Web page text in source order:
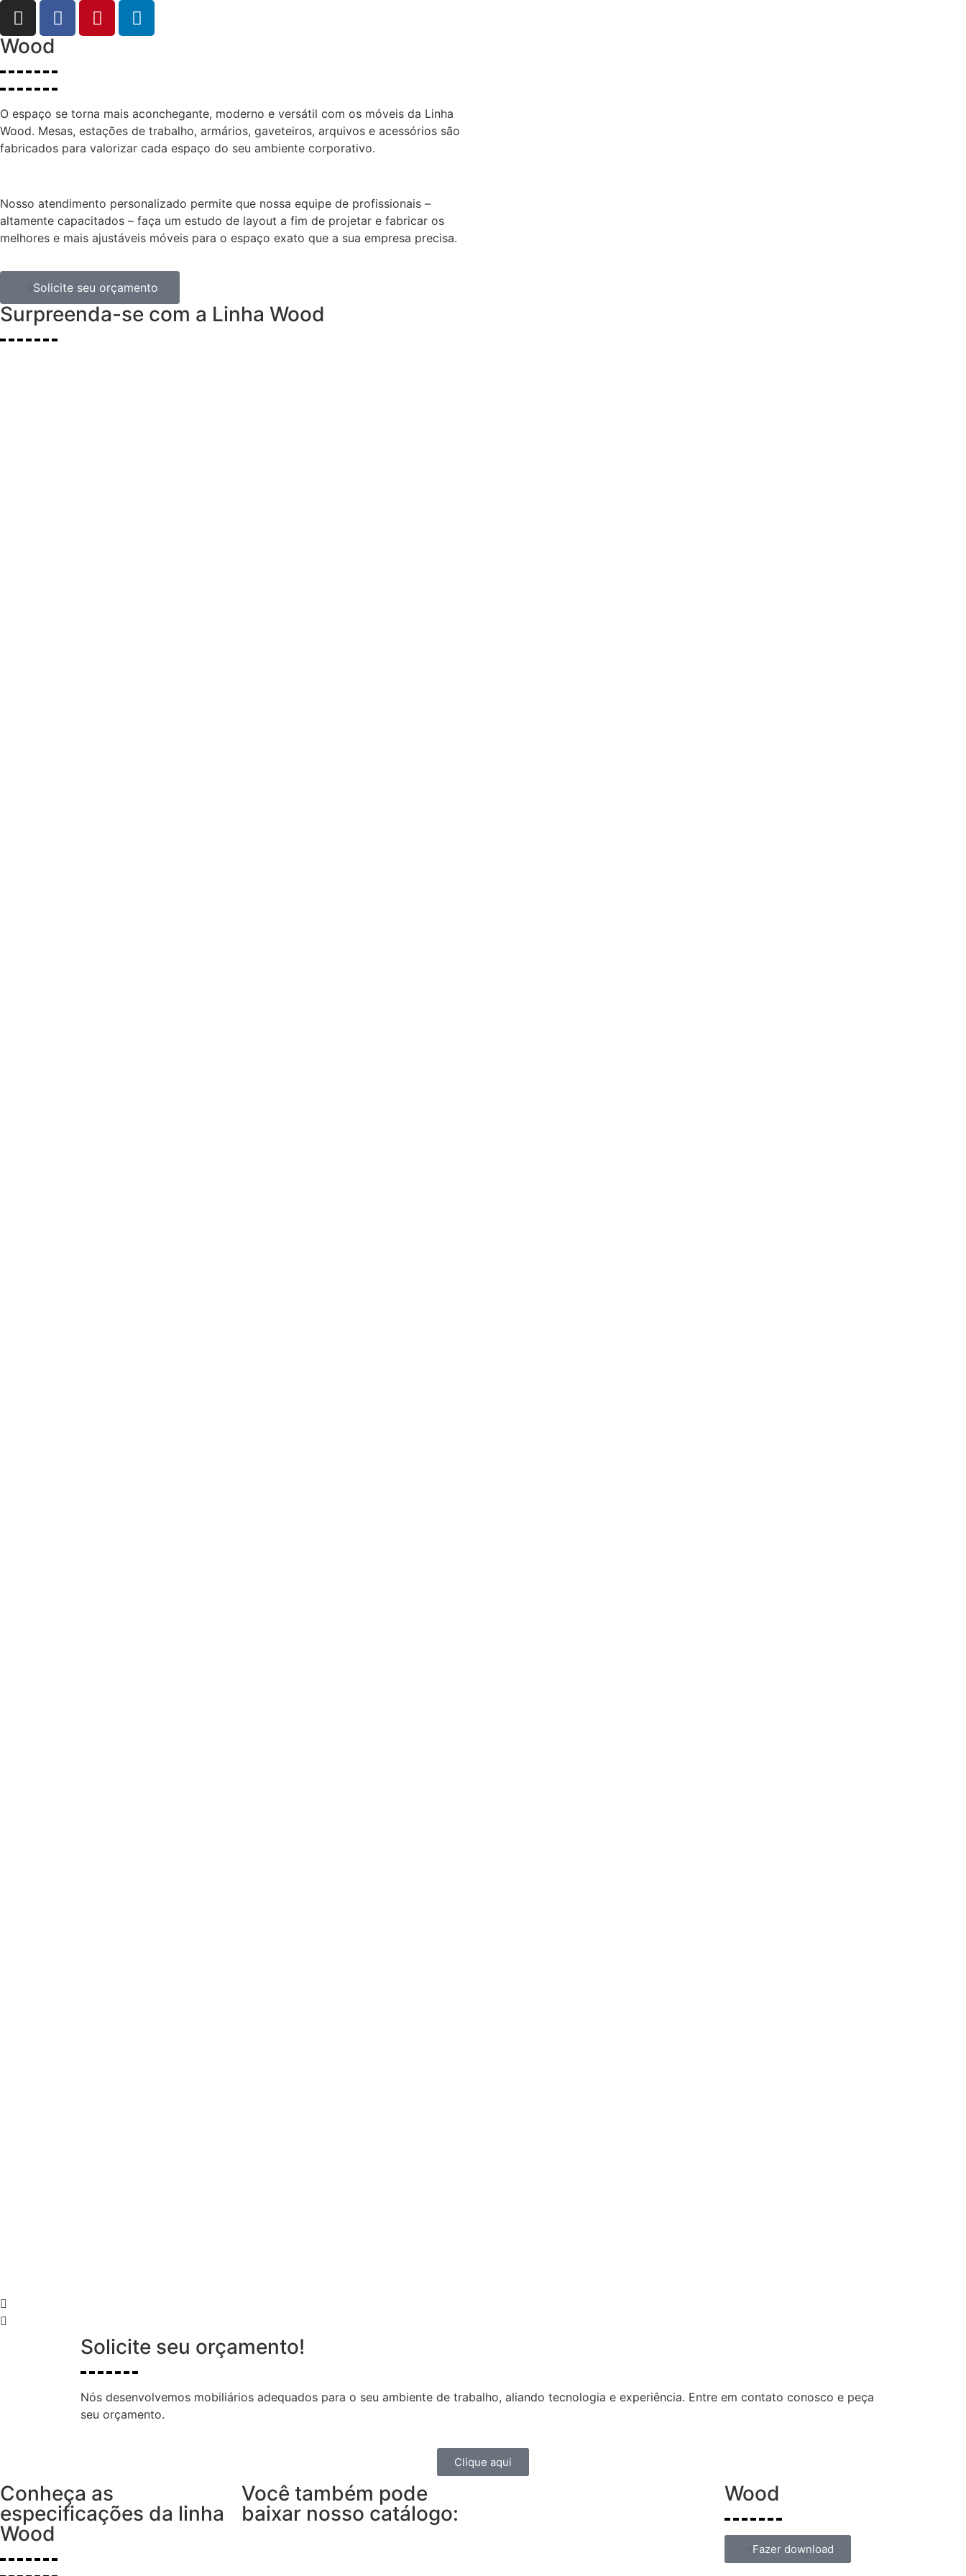
Wood
O espaço se torna mais aconchegante, moderno e versátil com os móveis da Linha
Wood. Mesas, estações de trabalho, armários, gaveteiros, arquivos e acessórios são
fabricados para valorizar cada espaço do seu ambiente corporativo.
Nosso atendimento personalizado permite que nossa equipe de profissionais –
altamente capacitados – faça um estudo de layout a fim de projetar e fabricar os
melhores e mais ajustáveis móveis para o espaço exato que a sua empresa precisa.
Solicite seu orçamento
Surpreenda-se com a Linha Wood
Solicite seu orçamento!
Nós desenvolvemos mobiliários adequados para o seu ambiente de trabalho, aliando tecnologia e experiência. Entre em contato conosco e peça
seu orçamento.
Clique aqui
Conheça as
especificações da linha
Wood
Você também pode
baixar nosso catálogo:
Wood
Fazer download